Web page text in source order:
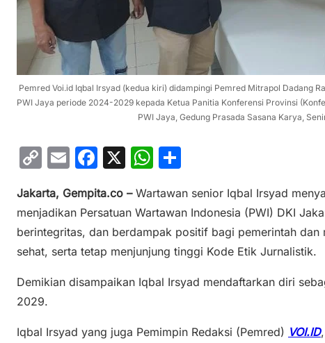
Pemred Voi.id Iqbal Irsyad (kedua kiri) didampingi Pemred Mitrapol Dadang
PWI Jaya periode 2024-2029 kepada Ketua Panitia Konferensi Provinsi
PWI Jaya, Gedung Prasada Sasana Karya,
C
p
y
Li
k
E
ai
l
F
c
e
b
o
X
W
at
s
A
p
ar
e
Jakarta, Gempita.co –Wartawan senior Iqbal Irsyad
menjadikan Persatuan Wartawan Indonesia (PWI) DKI
berintegritas, dan berdampak positif bagi pemerintah
sehat, serta tetap menjunjung tinggi Kode Etik Jurnalistik.
Demikian disampaikan Iqbal Irsyad mendaftarkan diri
2029.
Iqbal Irsyad yang juga Pemimpin Redaksi (Pemred) VOI.ID